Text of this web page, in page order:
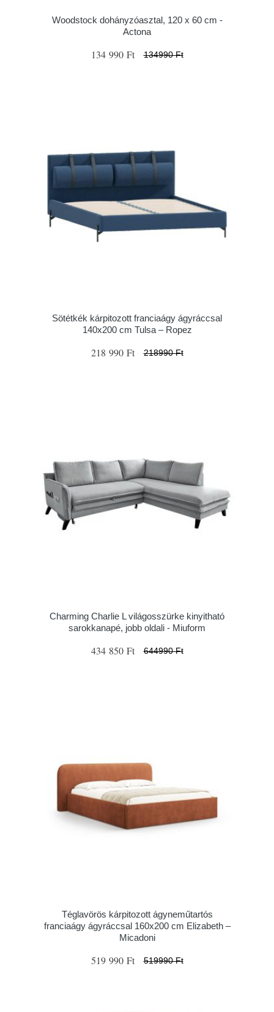
Woodstock dohányzóasztal, 120 x 60 cm -
Actona
134 990 Ft 134990 Ft
Sötétkék kárpitozott franciaágy ágyráccsal
140x200 cm Tulsa – Ropez
218 990 Ft 218990 Ft
Charming Charlie L világosszürke kinyitható
sarokkanapé, jobb oldali - Miuform
434 850 Ft 644990 Ft
Téglavörös kárpitozott ágyneműtartós
franciaágy ágyráccsal 160x200 cm Elizabeth –
Micadoni
519 990 Ft 519990 Ft